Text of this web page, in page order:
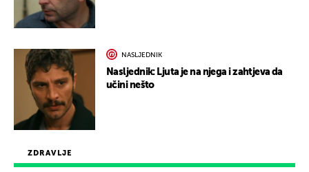
ZDRAVLJE
NASLJEDNIK
Nasljednik: Ljuta je na njega i zahtjeva da
učini nešto